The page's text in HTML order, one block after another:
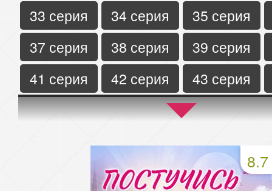
33 серия
34 серия
35 серия
37 серия
38 серия
39 серия
41 серия
42 серия
43 серия
45 серия
46 серия
47 серия
50 серия
51 серия
54 серия
55 серия
8.7